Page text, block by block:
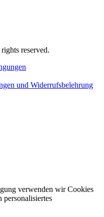
reserved.
und Widerrufsbelehrung
verwenden wir Cookies